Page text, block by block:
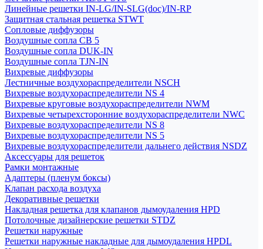
Линейные решетки IN-LG/IN-SLG(doc)/IN-RP
Защитная стальная решетка STWT
Сопловые диффузоры
Воздушные сопла СВ 5
Воздушные сопла DUK-IN
Воздушные сопла TJN-IN
Вихревые диффузоры
Лестничные воздухораспределители NSCH
Вихревые воздухораспределители NS 4
Вихревые круговые воздухораспределители NWM
Вихревые четырехсторонние воздухораспределители NWC
Вихревые воздухораспределители NS 8
Вихревые воздухораспределители NS 5
Вихревые воздухораспределители дальнего действия NSDZ
Аксессуары для решеток
Рамки монтажные
Адаптеры (пленум боксы)
Клапан расхода воздуха
Декоративные решетки
Накладная решетка для клапанов дымоудаления HPD
Потолочные дизайнерские решетки STDZ
Решетки наружные
Решетки наружные накладные для дымоудаления HPDL